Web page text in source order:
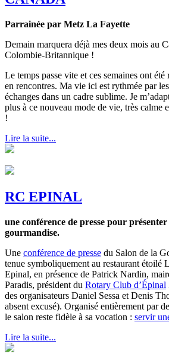
Parrainée par Metz La Fayette
Demain marquera déjà mes deux mois au
Colombie-Britannique !
Le temps passe vite et ces semaines ont
en rencontres. Ma vie ici est rythmée par
échanges dans un cadre sublime. Je
plus à ce nouveau mode de vie, très calme
!
Lire la suite...
RC EPINAL
une conférence de presse pour
gourmandise.
Une conférence de presse du Salon de la
tenue symboliquement au restaurant étoilé
Epinal, en présence de Patrick Nardin,
Paradis, président du Rotary Club d’Épinal
des organisateurs Daniel Sessa et Denis
absent excusé). Organisé entièrement par
le salon reste fidèle à sa vocation : servir
Lire la suite...